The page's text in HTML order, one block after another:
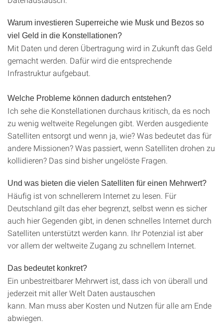
Warum investieren Superreiche wie Musk und Bezos so
viel Geld in die Konstellationen?
Mit Daten und deren Übertragung wird in Zukunft das Geld
gemacht werden. Dafür wird die entsprechende
Infrastruktur aufgebaut.
Welche Probleme können dadurch entstehen?
Ich sehe die Konstellationen durchaus kritisch, da es noch
zu wenig weltweite Regelungen gibt. Werden ausgediente
Satelliten entsorgt und wenn ja, wie? Was bedeutet das für
andere Missionen? Was passiert, wenn Satelliten drohen zu
kollidieren? Das sind bisher ungelöste Fragen.
Und was bieten die vielen Satelliten für einen Mehrwert?
Häufig ist von schnellerem Internet zu lesen. Für
Deutschland gilt das eher begrenzt, selbst wenn es sicher
auch hier Gegenden gibt, in denen schnelles Internet durch
Satelliten unterstützt werden kann. Ihr Potenzial ist aber
vor allem der weltweite Zugang zu schnellem Internet.
Das bedeutet konkret?
Ein unbestreitbarer Mehrwert ist, dass ich von überall und
jederzeit mit aller Welt Daten austauschen
kann. Man muss aber Kosten und Nutzen für alle am Ende
abwiegen.